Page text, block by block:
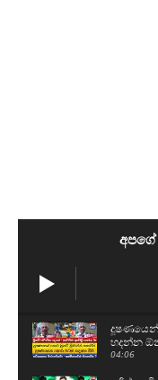
හදන්න
04:06